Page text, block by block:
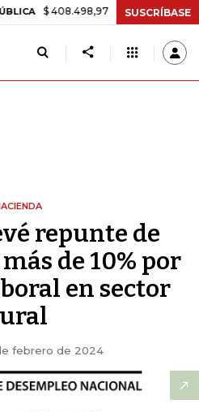
$ 408.498,97 +$ 8.753,81 +2,19%
SUSCRÍBASE
repunte de
de 10% por
en sector
febrero de 2024